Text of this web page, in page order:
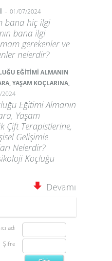
- 01/07/2024
bana hiç ilgi
bana ilgi
gerekenler ve
nelerdir?
EĞİTİMİ ALMANIN
YAŞAM KOÇLARINA,
2024
Eğitimi Almanın
Yaşam
Çift Terapistlerine,
Gelişimle
Nelerdir?
Koçluğu
Devamı
adı
Şifre